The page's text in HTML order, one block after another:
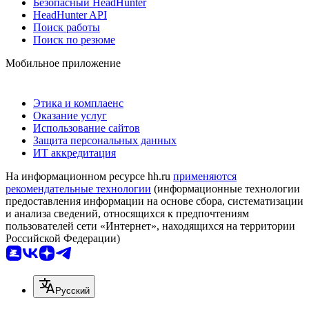
HeadHunter API
Поиск работы
Поиск по резюме
Мобильное приложение
Этика и комплаенс
Оказание услуг
Использование сайтов
Защита персональных данных
ИТ аккредитация
На информационном ресурсе hh.ru применяются
рекомендательные технологии (информационные технологии
предоставления информации на основе сбора, систематизации
и анализа сведений, относящихся к предпочтениям
пользователей сети «Интернет», находящихся на территории
Российской Федерации)
Русский